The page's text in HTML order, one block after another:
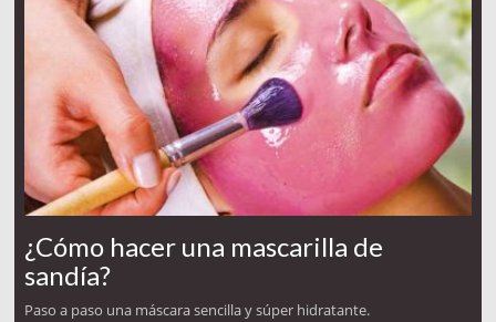
¿Cómo hacer una mascarilla de
sandía?
Paso a paso una máscara sencilla y súper hidratante.